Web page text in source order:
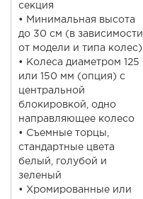
секция
• Минимальная высота
до 30 см (в зависимости
от модели и типа колес)
• Колеса диаметром 125
или 150 мм (опция) с
центральной
блокировкой, одно
направляющее колесо
• Съемные торцы,
стандартные цвета
белый, голубой и
зеленый
• Хромированные или